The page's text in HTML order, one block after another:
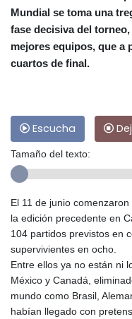
Mundial se toma una
fase decisiva del
mejores equipos, que a
cuartos de final.
Escucha
Tamaño del texto:
El 11 de junio
la edición precedente en
104 partidos previstos en
supervivientes en ocho.
Entre ellos ya no están ni
México y Canadá,
mundo como Brasil,
habían llegado con